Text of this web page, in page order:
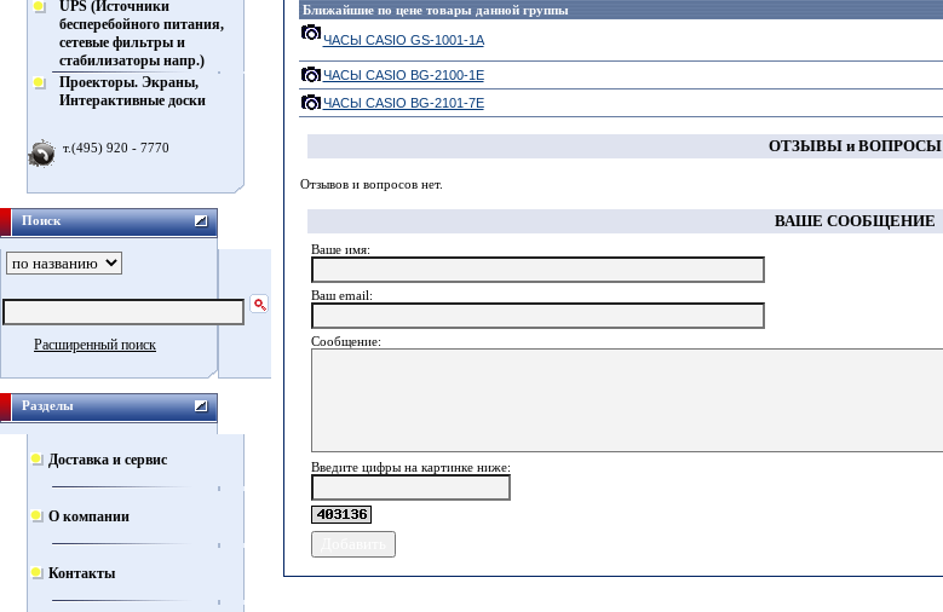
UPS (Источники
бесперебойного питания,
сетевые фильтры и
стабилизаторы напр.)
Проекторы. Экраны,
Интерактивные доски
т.(495) 920 - 7770
Поиск
Расширенный поиск
Разделы
Доставка и сервис
О компании
Контакты
Ближайшие по цене товары данной группы
ЧАСЫ CASIO GS-1001-1A
ЧАСЫ CASIO BG-2100-1E
ЧАСЫ CASIO BG-2101-7E
ОТЗЫВЫ и ВОПРОСЫ
Отзывов и вопросов нет.
ВАШЕ СООБЩЕНИЕ
Ваше имя:
Ваш еmail:
Сообщение:
Введите цифры на картинке ниже: